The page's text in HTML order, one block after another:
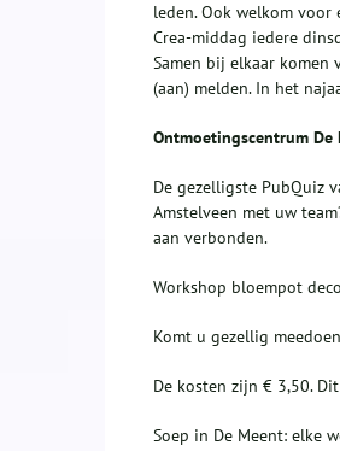
leden. Ook welkom voor
Crea-middag iedere
Samen bij elkaar komen
(aan) melden. In het
Ontmoetingscentrum De
De gezelligste PubQuiz
Amstelveen met uw
aan verbonden.
Workshop bloempot
Komt u gezellig
De kosten zijn € 3,50.
Soep in De Meent: elke